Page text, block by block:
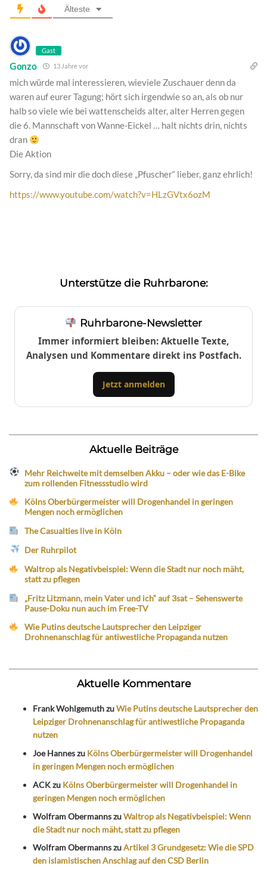
Älteste
Gast
Gonzo 13 Jahre vor
mich würde mal interessieren, wieviele Zuschauer denn da
waren auf eurer Tagung; hört sich irgendwie so an, als ob nur
halb so viele wie bei wattenscheids alter, alter Herren gegen
die 6. Mannschaft von Wanne-Eickel … halt nichts drin, nichts
dran
Die Aktion
Sorry, da sind mir die doch diese „Pfuscher“ lieber, ganz ehrlich!
https://www.youtube.com/watch?v=HLzGVtx6ozM
Unterstütze die Ruhrbarone:
Ruhrbarone-Newsletter
Immer informiert bleiben: Aktuelle Texte,
Analysen und Kommentare direkt ins Postfach.
Jetzt anmelden
Aktuelle Beiträge
Mehr Reichweite mit demselben Akku – oder wie das E-Bike
zum rollenden Fitnessstudio wird
Kölns Oberbürgermeister will Drogenhandel in geringen
Mengen noch ermöglichen
The Casualties live in Köln
Der Ruhrpilot
Waltrop als Negativbeispiel: Wenn die Stadt nur noch mäht,
statt zu pflegen
„Fritz Litzmann, mein Vater und ich“ auf 3sat – Sehenswerte
Pause-Doku nun auch im Free-TV
Wie Putins deutsche Lautsprecher den Leipziger
Drohnenanschlag für antiwestliche Propaganda nutzen
Aktuelle Kommentare
Frank WohlgemuthzuWie Putins deutsche Lautsprecher den
Leipziger Drohnenanschlag für antiwestliche Propaganda
nutzen
Joe Hanneszu Kölns Oberbürgermeister will Drogenhandel
in geringen Mengen noch ermöglichen
ACKzu Kölns Oberbürgermeister will Drogenhandel in
geringen Mengen noch ermöglichen
Wolfram ObermannszuWaltrop als Negativbeispiel: Wenn
die Stadt nur noch mäht, statt zu pflegen
Wolfram ObermannszuArtikel 3 Grundgesetz: Wie die SPD
den islamistischen Anschlag auf den CSD Berlin